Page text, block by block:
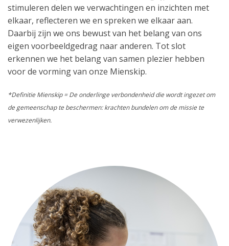
stimuleren delen we verwachtingen en inzichten met
elkaar, reflecteren we en spreken we elkaar aan.
Daarbij zijn we ons bewust van het belang van ons
eigen voorbeeldgedrag naar anderen. Tot slot
erkennen we het belang van samen plezier hebben
voor de vorming van onze Mienskip.
*Definitie Mienskip = De onderlinge verbondenheid die wordt ingezet om
de gemeenschap te beschermen: krachten bundelen om de missie te
verwezenlijken.